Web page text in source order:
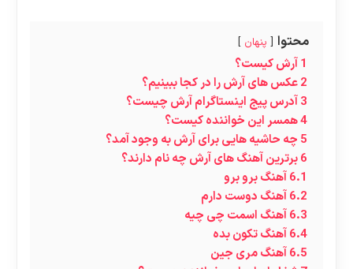
محتوا پنهان
1آرش کیست؟
2عکس های آرش را در کجا ببینیم؟
3آدرس پیج اینستاگرام آرش چیست؟
4همسر این خواننده کیست؟
5 چه حاشیه هایی برای آرش به وجود آمد؟
6برترین آهنگ های آرش چه نام دارند؟
6.1آهنگ برو برو
6.2آهنگ دوست دارم
6.3آهنگ اسمت چی چیه
6.4آهنگ تکون بده
6.5آهنگ مری جین